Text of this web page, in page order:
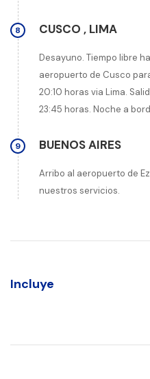
8 CUSCO , LIMA
Desayuno. Tiempo libre
aeropuerto de Cusco
20:10 horas via Lima.
23:45 horas. Noche a
9 BUENOS AIRES
Arribo al aeropuerto de
nuestros servicios.
Incluye